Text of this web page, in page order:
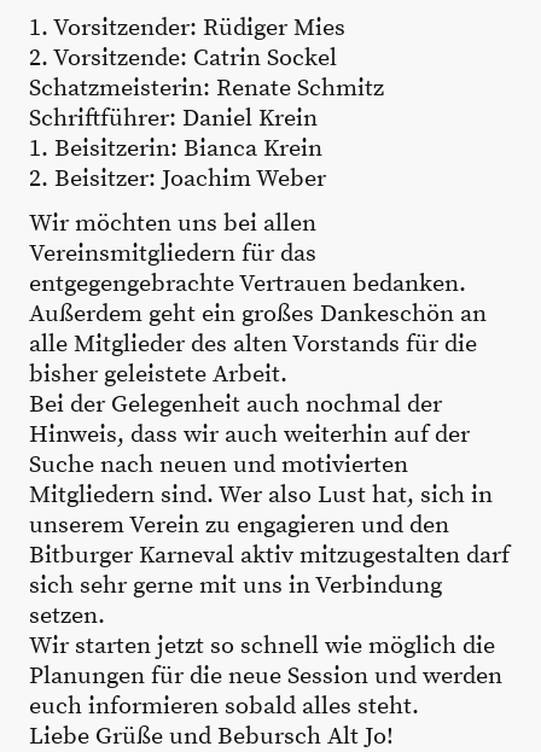
1. Vorsitzender: Rüdiger Mies
2. Vorsitzende: Catrin Sockel
Schatzmeisterin: Renate Schmitz
Schriftführer: Daniel Krein
1. Beisitzerin: Bianca Krein
2. Beisitzer: Joachim Weber
Wir möchten uns bei allen
Vereinsmitgliedern für das
entgegengebrachte Vertrauen bedanken.
Außerdem geht ein großes Dankeschön an
alle Mitglieder des alten Vorstands für die
bisher geleistete Arbeit.
Bei der Gelegenheit auch nochmal der
Hinweis, dass wir auch weiterhin auf der
Suche nach neuen und motivierten
Mitgliedern sind. Wer also Lust hat, sich in
unserem Verein zu engagieren und den
Bitburger Karneval aktiv mitzugestalten darf
sich sehr gerne mit uns in Verbindung
setzen.
Wir starten jetzt so schnell wie möglich die
Planungen für die neue Session und werden
euch informieren sobald alles steht.
Liebe Grüße und Bebursch Alt Jo!